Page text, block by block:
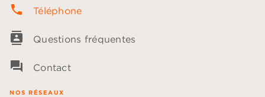
phone Téléphone
contacts Questions fréquentes
question_answer Contact
NOS RÉSEAUX